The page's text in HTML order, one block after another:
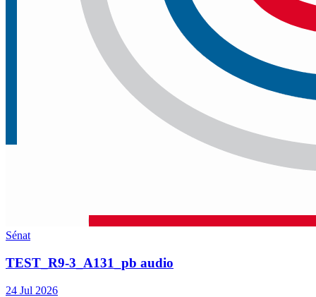
Sénat
TEST_R9-3_A131_pb audio
24 Jul 2026